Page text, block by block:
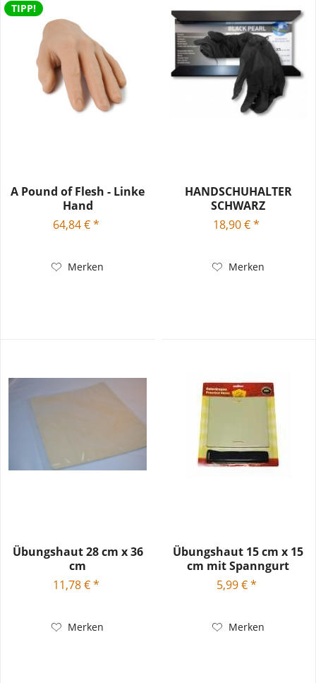
TIPP!
A Pound of Flesh - Linke
Hand
64,84 € *
Merken
HANDSCHUHALTER
SCHWARZ
18,90 € *
Merken
Übungshaut 28 cm x 36
cm
11,78 € *
Merken
Übungshaut 15 cm x 15
cm mit Spanngurt
5,99 € *
Merken